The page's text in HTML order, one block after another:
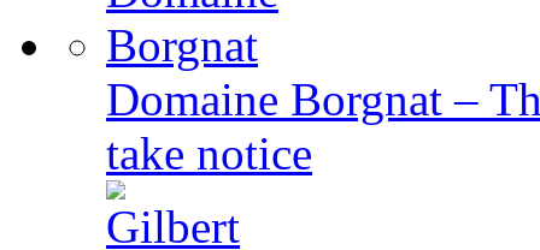
Domaine Borgnat –
take notice